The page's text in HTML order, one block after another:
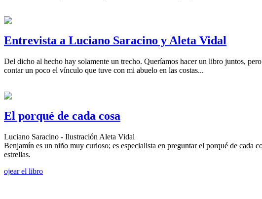
Entrevista a Luciano Saracino y Aleta Vidal
Del dicho al hecho hay solamente un trecho. Queríamos hacer un libro juntos,
contar un poco el vínculo que tuve con mi abuelo en las costas...
El porqué de cada cosa
Luciano Saracino - Ilustración Aleta Vidal
Benjamín es un niño muy curioso; es especialista en preguntar el porqué de cada
estrellas.
ojear el libro